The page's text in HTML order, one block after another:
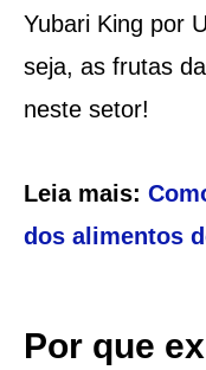
Yubari King por
seja, as frutas
neste setor!
Leia mais:
dos alimentos
Por que